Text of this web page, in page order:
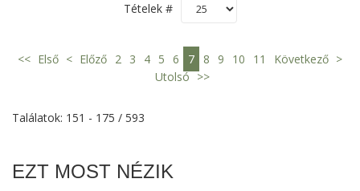
Tételek #
<< Első < Előző 2 3 4 5 6 7 8 9 10 11 Következő >
Utolsó >>
Találatok: 151 - 175 / 593
EZT MOST NÉZIK